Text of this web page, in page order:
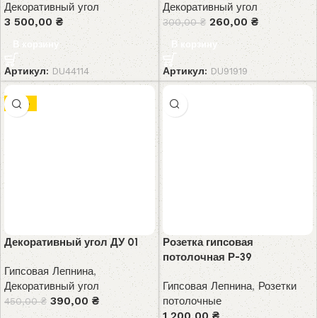
Декоративный угол
3 500,00 ₴
В корзину
Артикул: DU44114
Декоративный угол
300,00₴ 260,00₴
В корзину
Артикул: DU91919
-13%
Декоративный угол ДУ 01
Гипсовая Лепнина,
Декоративный угол
450,00₴ 390,00 ₴
Розетка гипсовая
потолочная Р-39
Гипсовая Лепнина,Розетки
потолочные